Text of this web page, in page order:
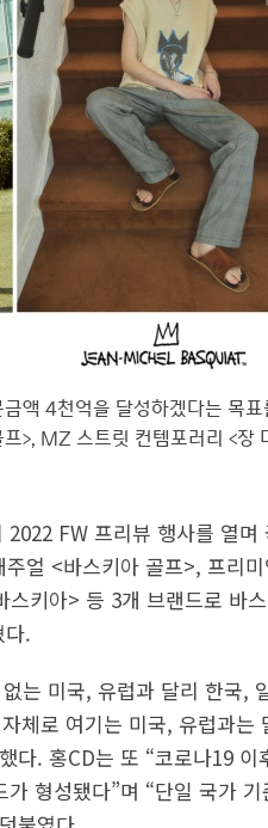
액 4천억을 달성하겠다는 목
>, MZ 스트릿 컨템포러리 <장
FW 프리뷰 행사를 열며
얼 <바스키아 골프>, 프리미
키아> 등 3개 브랜드로 바
.
는 미국, 유럽과 달리 한국,
체로 여기는 미국, 유럽과는
다. 홍CD는 또 “코로나19 이
형성됐다”며 “단일 국가 기